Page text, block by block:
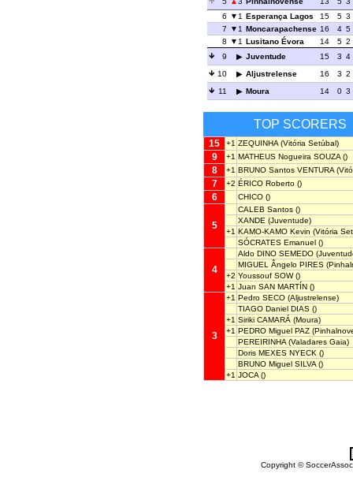
6
1 Esperança Lagos 15 5 3
7
1 Moncarapachense 16 4 5
8
1 Lusitano Évora 14 5 2
9
Juventude 15 3 4
10
Aljustrelense 16 3 2
11
Moura 14 0 3
TOP SCORERS
15 +1 ZEQUINHA (Vitória Setúbal)
9 +1 MATHEUS Nogueira SOUZA ()
8 +1 BRUNO Santos VENTURA
7 +2 ÉRICO Roberto ()
6 CHICO ()
5
CALEB Santos ()
XANDE (Juventude)
+1 KAMO-KAMO Kevin (Vitória
SÓCRATES Emanuel ()
4
Aldo DINO SEMEDO
MIGUEL Ângelo PIRES
+2 Youssouf SOW()
+1 Juan SAN MARTÍN ()
3
+1 Pedro SECO (Aljustrelense)
TIAGO Daniel DIAS ()
+1 Siriki CAMARÁ (Moura)
+1 PEDRO Miguel PAZ
PEREIRINHA (Valadares Gaia)
Doris MEXES NYECK ()
BRUNO Miguel SILVA ()
+1 JOCA ()
Copyright ©